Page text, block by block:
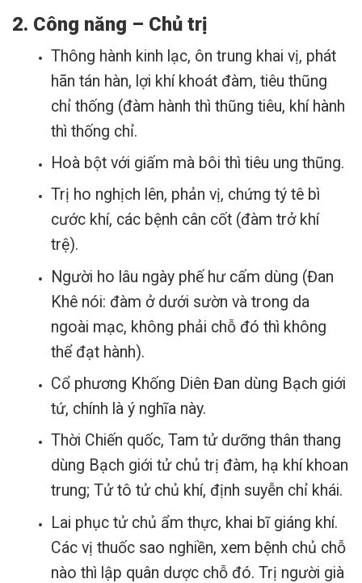
2. Công năng – Chủ trị
Thông hành kinh lạc, ôn trung khai vị, phát
hãn tán hàn, lợi khí khoát đàm, tiêu thũng
chỉ thống (đàm hành thì thũng tiêu, khí hành
thì thống chỉ.
Hoà bột với giấm mà bôi thì tiêu ung thũng.
Trị ho nghịch lên, phản vị, chứng tý tê bì
cước khí, các bệnh cân cốt (đàm trở khí
trệ).
Người ho lâu ngày phế hư cấm dùng (Đan
Khê nói: đàm ở dưới sườn và trong da
ngoài mạc, không phải chỗ đó thì không
thể đạt hành).
Cổ phương Khống Diên Đan dùng Bạch giới
tứ, chính là ý nghĩa này.
Thời Chiến quốc, Tam tử dưỡng thân thang
dùng Bạch giới tử chủ trị đàm, hạ khí khoan
trung; Tử tô tử chủ khí, định suyễn chỉ khái.
Lai phục tử chủ ẩm thực, khai bĩ giáng khí.
Các vị thuốc sao nghiền, xem bệnh chủ chỗ
nào thì lập quân dược chỗ đó. Trị người già